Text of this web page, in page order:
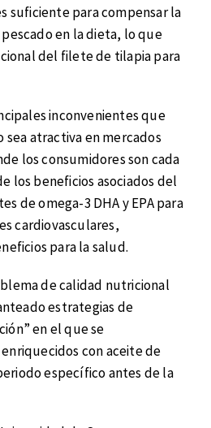
suficiente para compensar la
en la dieta, lo que
del filete de tilapia para
inconvenientes que
sea atractiva en mercados
los consumidores son cada
los beneficios asociados del
de omega-3 DHA y EPA para
cardiovasculares,
para la salud.
de calidad nutricional
estrategias de
en el que se
con aceite de
específico antes de la